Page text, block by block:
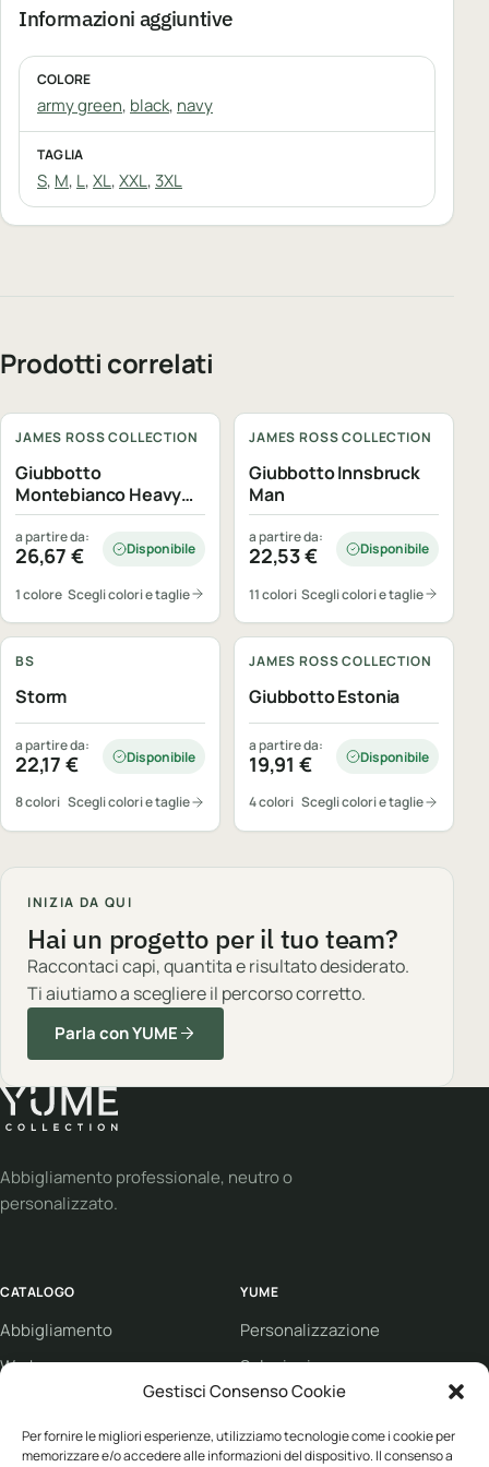
Gestisci Consenso Cookie
Per fornire le migliori esperienze, utilizziamo tecnologie come i cookie per
memorizzare e/o accedere alle informazioni del dispositivo. Il consenso a
Informazioni aggiuntive
COLORE
army green, black, navy
TAGLIA
S, M, L,XL,XXL, 3XL
Prodotti correlati
JAMES ROSS COLLECTION
Giubbotto
Montebianco Heavy
Lady
a partire da:
26,67 € Disponibile
1 colore Scegli colori e taglie
JAMES ROSS COLLECTION
Giubbotto Innsbruck
Man
a partire da:
22,53€ Disponibile
11 colori Scegli colori e taglie
BS
Storm
a partire da:
22,17 € Disponibile
8 colori Scegli colori e taglie
JAMES ROSS COLLECTION
Giubbotto Estonia
a partire da:
19,91 € Disponibile
4 colori Scegli colori e taglie
INIZIA DA QUI
Hai un progetto per il tuo team?
Raccontaci capi, quantita e risultato desiderato.
Ti aiutiamo a scegliere il percorso corretto.
Parla con YUME
Abbigliamento professionale, neutro o
personalizzato.
CATALOGO
Abbigliamento
Workwear
Eco collection
YUME
Personalizzazione
Soluzioni
Supporto
Condizioni di vendita